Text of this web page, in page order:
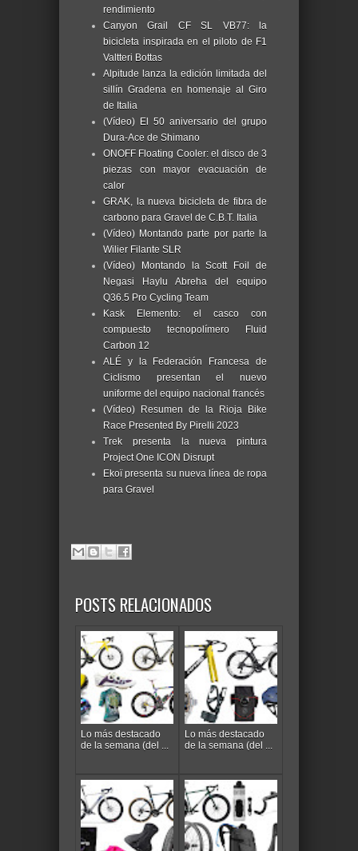
rendimiento
Canyon Grail CF SL VB77: la
bicicleta inspirada en el piloto de F1
Valtteri Bottas
Alpitude lanza la edición limitada del
sillín Gradena en homenaje al Giro
de Italia
(Vídeo) El 50 aniversario del grupo
Dura-Ace de Shimano
ONOFF Floating Cooler: el disco de 3
piezas con mayor evacuación de
calor
GRAK, la nueva bicicleta de fibra de
carbono para Gravel de C.B.T. Italia
(Vídeo) Montando parte por parte la
Wilier Filante SLR
(Vídeo) Montando la Scott Foil de
Negasi Haylu Abreha del equipo
Q36.5 Pro Cycling Team
Kask Elemento: el casco con
compuesto tecnopolímero Fluid
Carbon 12
ALÉ y la Federación Francesa de
Ciclismo presentan el nuevo
uniforme del equipo nacional francés
(Vídeo) Resumen de la Rioja Bike
Race Presented By Pirelli 2023
Trek presenta la nueva pintura
Project One ICON Disrupt
Ekoï presenta su nueva línea de ropa
para Gravel
POSTS RELACIONADOS
Lo más destacado
de la semana (del ...
Lo más destacado
de la semana (del ...